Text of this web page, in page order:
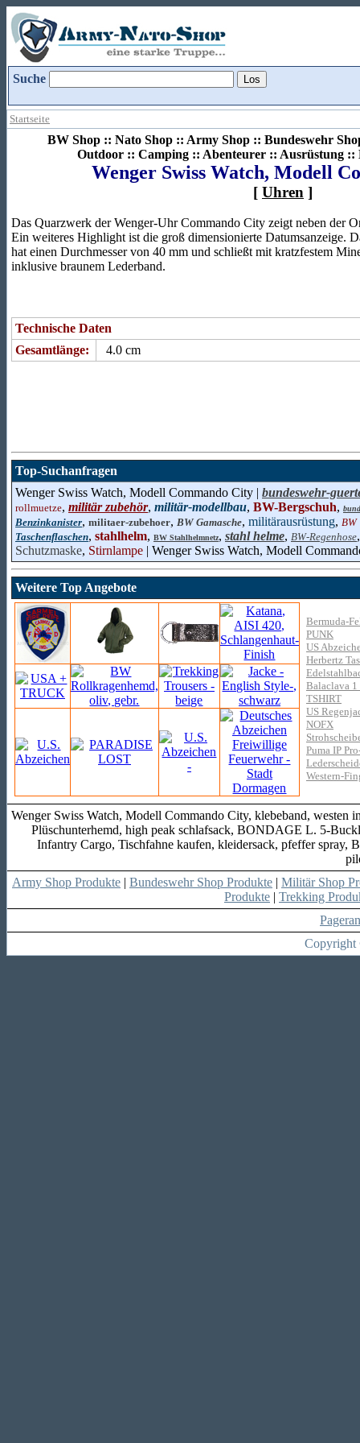
Suche
Startseite
BW Shop :: Nato Shop :: Army Shop :: Bundeswehr
Outdoor :: Camping :: Abenteurer :: Ausrüstung ::
Wenger Swiss Watch, Modell
[ Uhren ]
Das Quarzwerk der Wenger-Uhr Commando City zeigt neben der
Ein weiteres Highlight ist die groß dimensionierte Datumsanzeige.
hat einen Durchmesser von 40 mm und schließt mit kratzfestem
inklusive braunem Lederband.
Technische Daten
Gesamtlänge:
4.0 cm
Top-Suchanfragen
Wenger Swiss Watch, Modell Commando City | bundeswehr-
rollmuetze, militär zubehör, militär-modellbau, BW-Bergschuh,
Benzinkanister, militaer-zubehoer, BW Gamasche, militärausrüstung, BW
Taschenflaschen, stahlhelm, BW Stahlhelmnetz, stahl helme, BW-Regenhose
Schutzmaske, Stirnlampe | Wenger Swiss Watch, Modell
Weitere Top Angebote
Bermuda-
PUNK
US
Herbertz
Balaclava
TSHIRT
US
NOFX
Puma IP
Western-
Wenger Swiss Watch, Modell Commando City, klebeband, westen
Plüschunterhemd, high peak schlafsack, BONDAGE L. 5-
Infantry Cargo, Tischfahne kaufen, kleidersack, pfeffer spray,
Army Shop Produkte | Bundeswehr Shop Produkte | Militär Shop
Produkte | Trekking